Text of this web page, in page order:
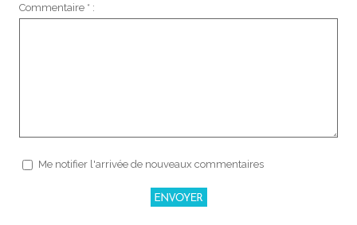
Commentaire * :
Me notifier l'arrivée de nouveaux commentaires